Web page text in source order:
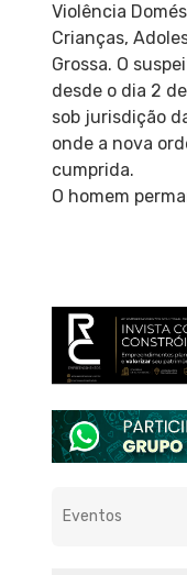
Violência
Crianças,
Grossa. O
desde o dia 2
sob jurisdição
onde a nova
cumprida.
O homem